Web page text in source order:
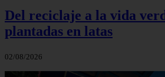
Del reciclaje a la vida
plantadas en latas
02/08/2026